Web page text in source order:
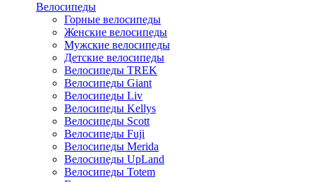
Велосипеды
Горные велосипеды
Женские велосипеды
Мужские велосипеды
Детские велосипеды
Велосипеды TREK
Велосипеды Giant
Велосипеды Liv
Велосипеды Kellys
Велосипеды Scott
Велосипеды Fuji
Велосипеды Merida
Велосипеды UpLand
Велосипеды Totem